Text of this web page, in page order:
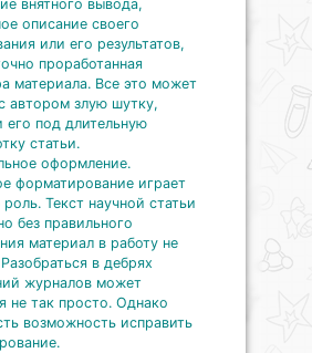
внятного вывода,
описание своего
или его результатов,
проработанная
материала. Все это может
автором злую шутку,
его под длительную
статьи.
оформление.
форматирование играет
Текст научной статьи
без правильного
материал в работу не
в дебрях
журналов может
не так просто. Однако
возможность исправить